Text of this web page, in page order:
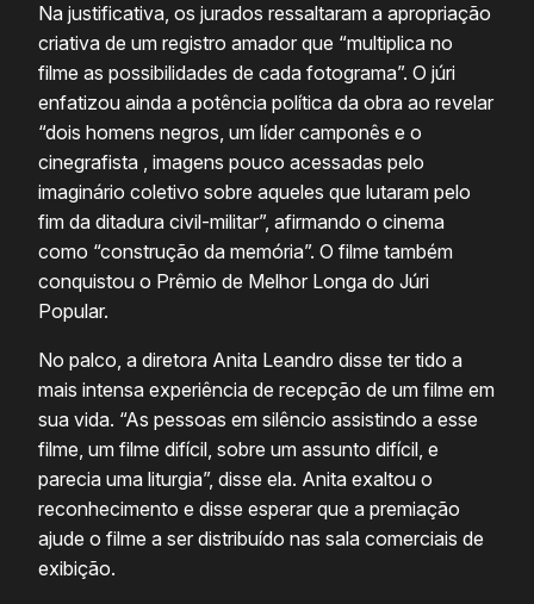
Na justificativa, os jurados ressaltaram a apropriação
criativa de um registro amador que “multiplica no
filme as possibilidades de cada fotograma”. O júri
enfatizou ainda a potência política da obra ao revelar
“dois homens negros, um líder camponês e o
cinegrafista , imagens pouco acessadas pelo
imaginário coletivo sobre aqueles que lutaram pelo
fim da ditadura civil-militar”, afirmando o cinema
como “construção da memória”. O filme também
conquistou o Prêmio de Melhor Longa do Júri
Popular.
No palco, a diretora Anita Leandro disse ter tido a
mais intensa experiência de recepção de um filme em
sua vida. “As pessoas em silêncio assistindo a esse
filme, um filme difícil, sobre um assunto difícil, e
parecia uma liturgia”, disse ela. Anita exaltou o
reconhecimento e disse esperar que a premiação
ajude o filme a ser distribuído nas sala comerciais de
exibição.